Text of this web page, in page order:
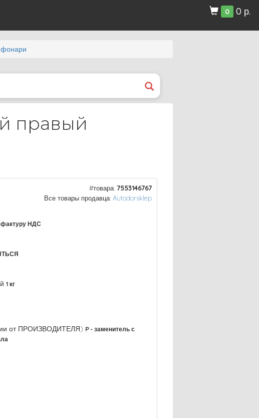
0 0 р.
правый
#товара: 7553146767
Все товары продавца: Autodorsklep
НДС
1 кг
от ПРОИЗВОДИТЕЛЯ) P - заменитель с